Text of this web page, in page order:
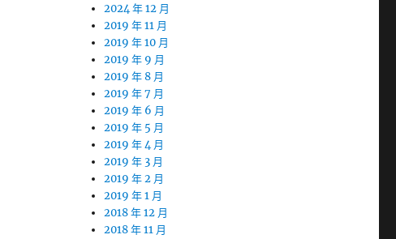
2024 年 12 月
2019 年 11 月
2019 年 10 月
2019 年 9 月
2019 年 8 月
2019 年 7 月
2019 年 6 月
2019 年 5 月
2019 年 4 月
2019 年 3 月
2019 年 2 月
2019 年 1 月
2018 年 12 月
2018 年 11 月